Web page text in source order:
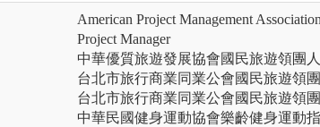
American Project Management
Project Manager
中華優質旅遊發展協會國民旅遊領團
台北市旅行商業同業公會國民旅遊領
台北市旅行商業同業公會國民旅遊領
中華民國健身運動協會樂齡健身運動